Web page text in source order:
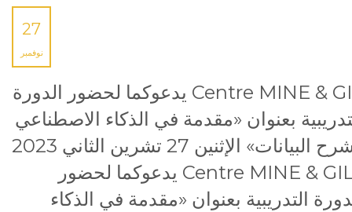
27
نوفمبر
Centre MINE & GIL يدعوكما لحضور الدورة
بعنوان «مقدمة في الذكاء الاصطناعي
وشرح البيانات» الإثنين 27 تشرين الثاني 2023
Centre MINE & GIL يدعوكما لحضور
التدريبية بعنوان «مقدمة في الذكاء